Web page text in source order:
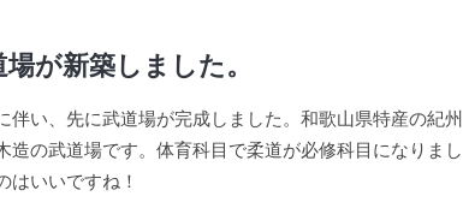
が新築しました。
伴い、先に武道場が完成しました。和歌山県特産の紀州
造の武道場です。体育科目で柔道が必修科目になりまし
はいいですね！